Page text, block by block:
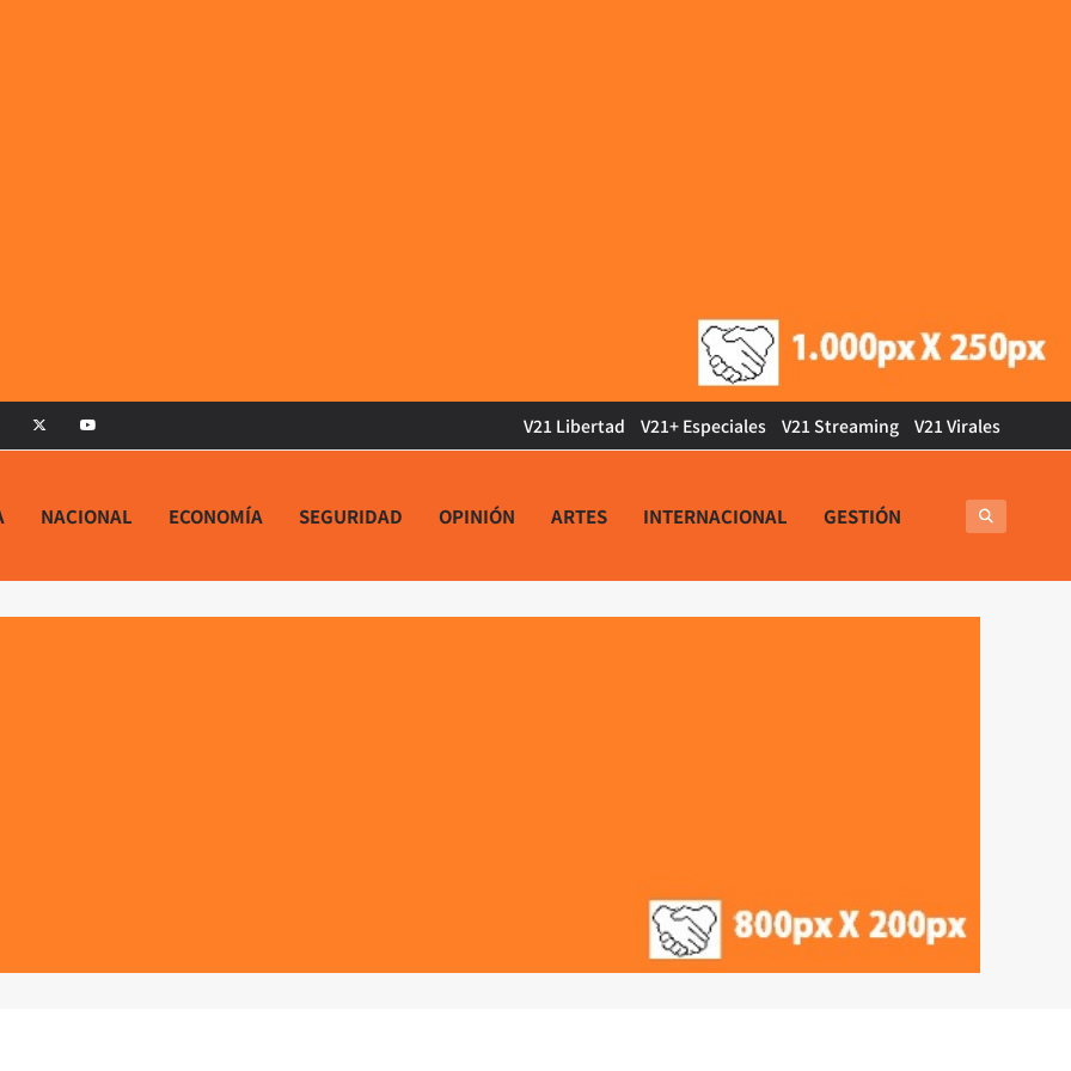
V21 Libertad V21+ Especiales V21 Streaming V21 Virales
NACIONAL ECONOMÍA SEGURIDAD OPINIÓN ARTES INTERNACIONAL GESTIÓN